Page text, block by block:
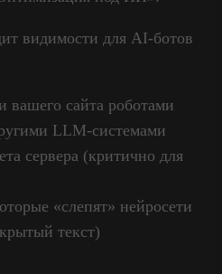
видимости для AI-ботов
вашего сайта роботами
LLM-системами
сервера (критично для
«слепят» нейросети
текст)